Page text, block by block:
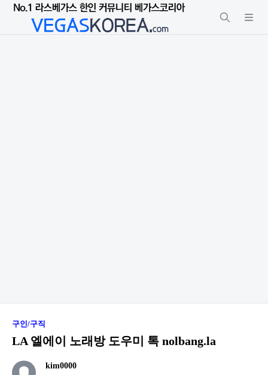
구인/구직
LA 엘에이 노래방 도우미 톡 nolbang.la
kim0000